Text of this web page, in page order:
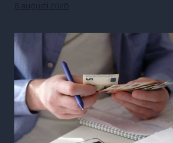
8 augusti 2026